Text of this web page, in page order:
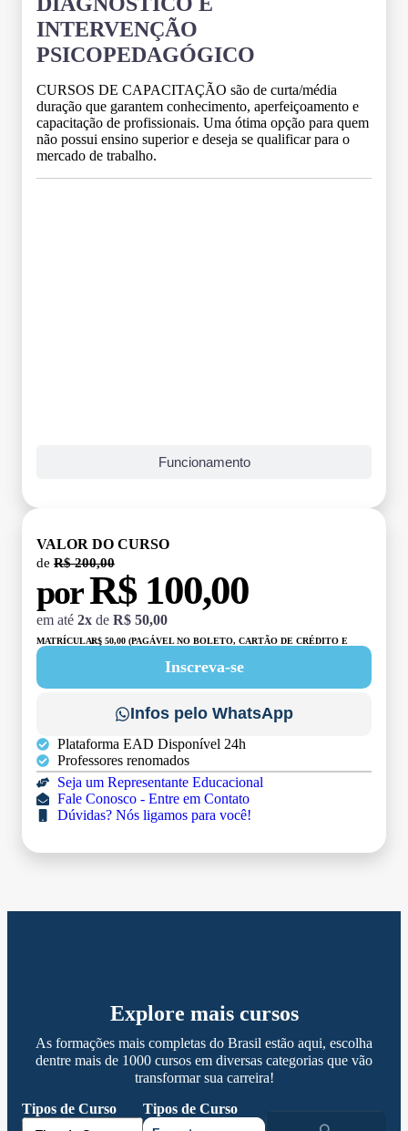
INTERVENÇÃO
PSICOPEDAGÓGICO
CURSOS DE CAPACITAÇÃO são de curta/média
duração que garantem conhecimento, aperfeiçoamento e
capacitação de profissionais. Uma ótima opção para quem
não possui ensino superior e deseja se qualificar para o
mercado de trabalho.
Funcionamento
VALOR DO CURSO
de R$ 200,00
porR$ 100,00
em até 2x de R$ 50,00
MATRÍCULA:R$ 50,00 (PAGÁVEL NO BOLETO, CARTÃO DE CRÉDITO E
Inscreva-se
Infos pelo WhatsApp
Plataforma EAD Disponível 24h
Professores renomados
Seja um Representante Educacional
Fale Conosco - Entre em Contato
Dúvidas? Nós ligamos para você!
Explore mais cursos
As formações mais completas do Brasil estão aqui, escolha
dentre mais de 1000 cursos em diversas categorias que vão
transformar sua carreira!
Tipos de Curso
Tipos de Curso